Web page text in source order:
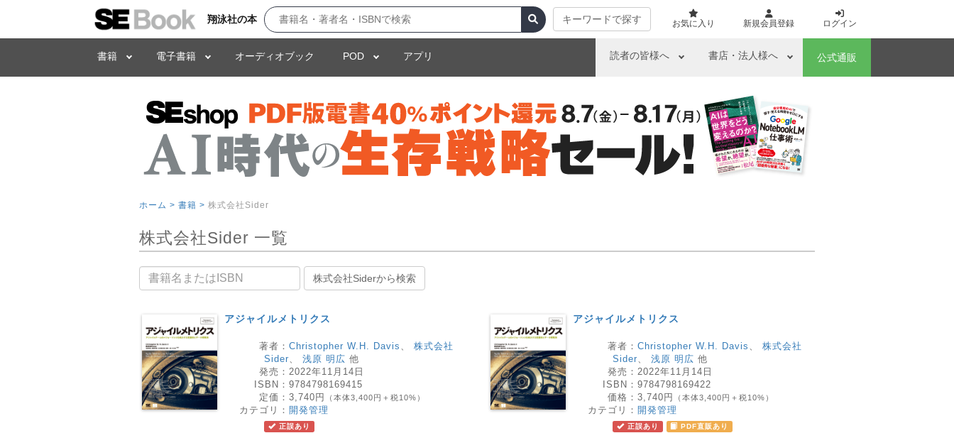
翔泳社の本 キーワードで探す お気に入り 新規会員登録 ログイン
書籍 電子書籍 オーディオブック POD アプリ 読者の皆様へ 書店・法人様へ 公式通販
ホーム > 書籍 > 株式会社Sider
株式会社Sider 一覧
書籍名 株式会社Siderから検索
アジャイルメトリクス
著者： Christopher W.H. Davis 、 株式会社
Sider、 浅原 明広 他
発売： 2022年11月14日
ISBN： 9784798169415
定価： 3,740円 （本体3,400円＋税10%）
カテゴリ： 開発管理
正誤あり
アジャイルメトリクス
著者： Christopher W.H. Davis 、 株式会社
Sider、 浅原 明広 他
発売： 2022年11月14日
ISBN： 9784798169422
価格： 3,740円 （本体3,400円＋税10%）
カテゴリ： 開発管理
正誤あり PDF直販あり